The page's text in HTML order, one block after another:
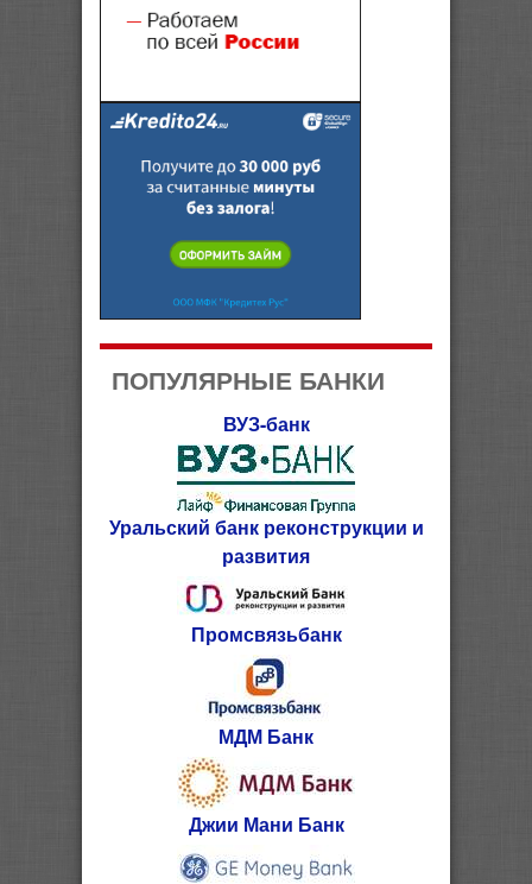
ПОПУЛЯРНЫЕ БАНКИ
ВУЗ-банк
Уральский банк реконструкции и
развития
Промсвязьбанк
МДМ Банк
Джии Мани Банк